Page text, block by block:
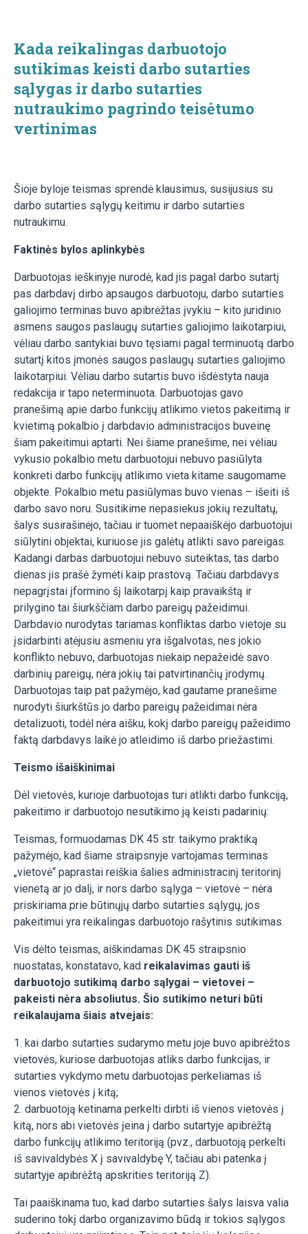
Kada reikalingas darbuotojo
sutikimas keisti darbo sutarties
sąlygas ir darbo sutarties
nutraukimo pagrindo teisėtumo
vertinimas
Šioje byloje teismas sprendė klausimus, susijusius su
darbo sutarties sąlygų keitimu ir darbo sutarties
nutraukimu.
Faktinės bylos aplinkybės
Darbuotojas ieškinyje nurodė, kad jis pagal darbo sutartį
pas darbdavį dirbo apsaugos darbuotoju, darbo sutarties
galiojimo terminas buvo apibrėžtas įvykiu – kito juridinio
asmens saugos paslaugų sutarties galiojimo laikotarpiui,
vėliau darbo santykiai buvo tęsiami pagal terminuotą darbo
sutartį kitos įmonės saugos paslaugų sutarties galiojimo
laikotarpiui. Vėliau darbo sutartis buvo išdėstyta nauja
redakcija ir tapo neterminuota. Darbuotojas gavo
pranešimą apie darbo funkcijų atlikimo vietos pakeitimą ir
kvietimą pokalbio į darbdavio administracijos buveinę
šiam pakeitimui aptarti. Nei šiame pranešime, nei vėliau
vykusio pokalbio metu darbuotojui nebuvo pasiūlyta
konkreti darbo funkcijų atlikimo vieta kitame saugomame
objekte. Pokalbio metu pasiūlymas buvo vienas – išeiti iš
darbo savo noru. Susitikime nepasiekus jokių rezultatų,
šalys susirašinėjo, tačiau ir tuomet nepaaiškėjo darbuotojui
siūlytini objektai, kuriuose jis galėtų atlikti savo pareigas.
Kadangi darbas darbuotojui nebuvo suteiktas, tas darbo
dienas jis prašė žymėti kaip prastovą. Tačiau darbdavys
nepagrįstai įformino šį laikotarpį kaip pravaikštą ir
prilygino tai šiurkščiam darbo pareigų pažeidimui.
Darbdavio nurodytas tariamas konfliktas darbo vietoje su
įsidarbinti atėjusiu asmeniu yra išgalvotas, nes jokio
konflikto nebuvo, darbuotojas niekaip nepažeidė savo
darbinių pareigų, nėra jokių tai patvirtinančių įrodymų.
Darbuotojas taip pat pažymėjo, kad gautame pranešime
nurodyti šiurkštūs jo darbo pareigų pažeidimai nėra
detalizuoti, todėl nėra aišku, kokį darbo pareigų pažeidimo
faktą darbdavys laikė jo atleidimo iš darbo priežastimi.
Teismo išaiškinimai
Dėl vietovės, kurioje darbuotojas turi atlikti darbo funkciją,
pakeitimo ir darbuotojo nesutikimo ją keisti padarinių:
Teismas, formuodamas DK 45 str. taikymo praktiką
pažymėjo, kad šiame straipsnyje vartojamas terminas
„vietovė“ paprastai reiškia šalies administracinį teritorinį
vienetą ar jo dalį, ir nors darbo sąlyga – vietovė – nėra
priskiriama prie būtinųjų darbo sutarties sąlygų, jos
pakeitimui yra reikalingas darbuotojo rašytinis sutikimas.
Vis dėlto teismas, aiškindamas DK 45 straipsnio
nuostatas, konstatavo, kad reikalavimas gauti iš
darbuotojo sutikimą darbo sąlygai – vietovei –
pakeisti nėra absoliutus. Šio sutikimo neturi būti
reikalaujama šiais atvejais:
1. kai darbo sutarties sudarymo metu joje buvo apibrėžtos
vietovės, kuriose darbuotojas atliks darbo funkcijas, ir
sutarties vykdymo metu darbuotojas perkeliamas iš
vienos vietovės į kitą;
2. darbuotoją ketinama perkelti dirbti iš vienos vietovės į
kitą, nors abi vietovės įeina į darbo sutartyje apibrėžtą
darbo funkcijų atlikimo teritoriją (pvz., darbuotoją perkelti
iš savivaldybės X į savivaldybę Y, tačiau abi patenka į
sutartyje apibrėžtą apskrities teritoriją Z).
Tai paaiškinama tuo, kad darbo sutarties šalys laisva valia
suderino tokį darbo organizavimo būdą ir tokios sąlygos